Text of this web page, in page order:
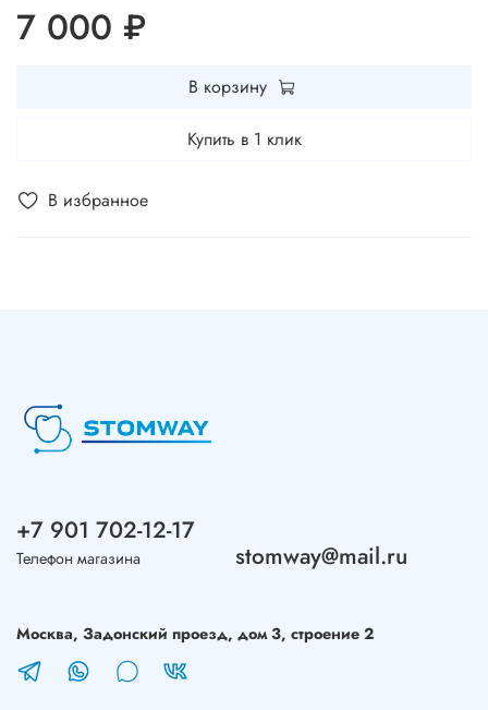
В избранное
7 000 ₽
В корзину
Купить в 1 клик
+7 901 702-12-17
Телефон магазина stomway@mail.ru
Москва, Задонский проезд, дом 3, строение 2